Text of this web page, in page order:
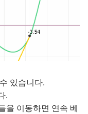
있습니다.
.
을 이동하면 연속 베